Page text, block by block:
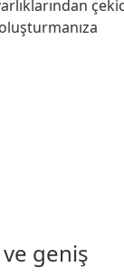
ve geniş